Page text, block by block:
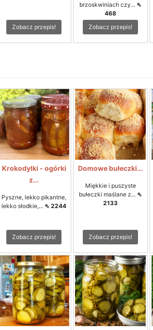
Zobacz przepis!
brzoskwiniach czy... ⇖
468
Zobacz przepis!
Krokodylki - ogórki
z...
Pyszne, lekko pikantne,
lekko słodkie,... ⇖ 2244
Zobacz przepis!
Domowe bułeczki...
Miękkie i puszyste
bułeczki maślane z... ⇖
2133
Zobacz przepis!